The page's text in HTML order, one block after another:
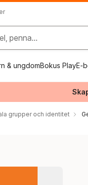
penna...
& ungdomBokus PlayE-
grupper och identitet